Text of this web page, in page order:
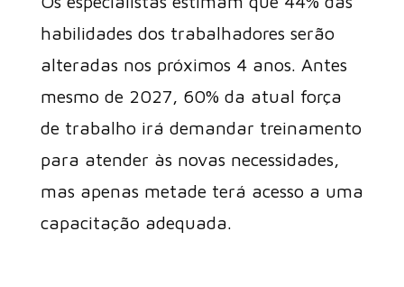
habilidades dos trabalhadores serão
alteradas nos próximos 4 anos. Antes
mesmo de 2027, 60% da atual força
de trabalho irá demandar treinamento
para atender às novas necessidades,
mas apenas metade terá acesso a uma
capacitação adequada.